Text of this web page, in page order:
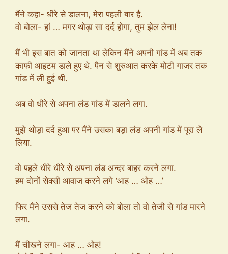
मैंने कहा- धीरे से डालना, मेरा पहली बार है.
वो बोला- हां … मगर थोड़ा सा दर्द होगा, तुम झेल लेना!
मैं भी इस बात को जानता था लेकिन मैंने अपनी गांड में अब तक
काफी आइटम डाले हुए थे. पैन से शुरुआत करके मोटी गाजर तक
गांड में ली हुई थी.
अब वो धीरे से अपना लंड गांड में डालने लगा.
मुझे थोड़ा दर्द हुआ पर मैंने उसका बड़ा लंड अपनी गांड में पूरा ले
लिया.
वो पहले धीरे धीरे से अपना लंड अन्दर बाहर करने लगा.
हम दोनों सेक्सी आवाज करने लगे ‘आह … ओह …’
फिर मैंने उससे तेज तेज करने को बोला तो वो तेजी से गांड मारने
लगा.
मैं चीखने लगा- आह … ओह!